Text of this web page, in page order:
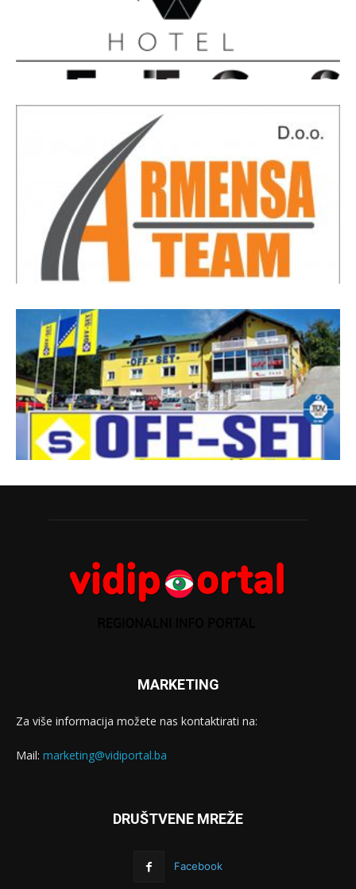
MARKETING
Za više informacija možete nas kontaktirati na:
Mail: marketing@vidiportal.ba
DRUŠTVENE MREŽE
Facebook